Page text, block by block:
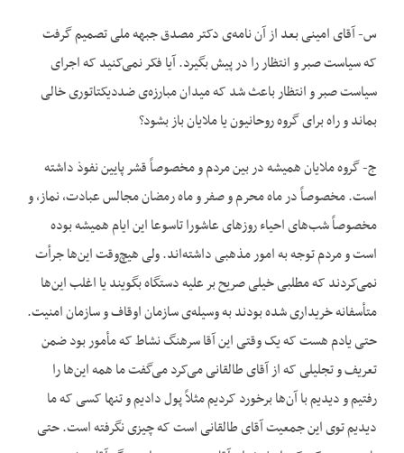
س- آقای امینی بعد از آن نامه‌ی دکتر مصدق جبهه ملی تصمیم گرفت
که سیاست صبر و انتظار را در پیش بگیرد. آیا فکر نمی‌کنید که اجرای
سیاست صبر و انتظار باعث شد که میدان مبارزه‌ی ضددیکتاتوری خالی
بماند و راه برای گروه روحانیون یا ملایان باز بشود؟
ج- گروه ملایان همیشه در بین مردم و مخصوصاً قشر پایین نفوذ داشته‌
است. مخصوصاً در ماه محرم و صفر و ماه رمضان مجالس عبادت، نماز، و
مخصوصاً شب‌های احیاء روزهای عاشورا تاسوعا این ایام همیشه بوده
است و مردم توجه به امور مذهبی داشته‌اند. ولی هیچ‌وقت این‌ها جرأت
نمی‌کردند که مطلبی خیلی صریح بر علیه دستگاه بگویند یا اغلب این‌ها
متأسفانه خریداری شده بودند به وسیله‌ی سازمان اوقاف و سازمان امنیت.
حتی یادم هست که یک وقتی این آقا سرهنگ نشاط که مأمور بود ضمن
تعریف و تجلیلی که از آقای طالقانی می‌کرد می‌گفت ما همه این‌ها را
رفتیم و دیدیم با آن‌ها برخورد کردیم مثلاً پول دادیم و تنها کسی که ما
دیدیم توی این جمعیت آقای طالقانی است که چیزی نگرفته است. حتی